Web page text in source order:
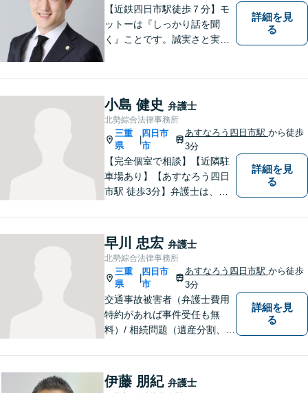
尽力
【近鉄四日市駅徒歩７分】モ
ットーは『しっかり話を聞
く』ことです。誠実さと実直
（使用者側）／交通事故／相
続問題など、幅広く対応。お
気軽にご相談ください。
詳細を見
る
小島 健史 弁護士
北勢綜合法律事務所
三重
県
四日市
市
あすなろう四日市駅 から徒歩
3分
【完全個室で相談】【近隣駐
車場あり】【あすなろう四日
市駅 徒歩3分】弁護士は、依
わからないことがあれば、何
でも聞いてください。 問題解
決に向かって一緒に頑張りま
しょう。
詳細を見
る
早川 忠宏 弁護士
北勢綜合法律事務所
三重
県
四日市
市
あすなろう四日市駅 から徒歩
3分
交通事故被害者（弁護士費用
特約があれば事件受任も無
料）/ 相続問題（遺産分割、遺
さい。
詳細を見
る
伊藤 朋紀 弁護士